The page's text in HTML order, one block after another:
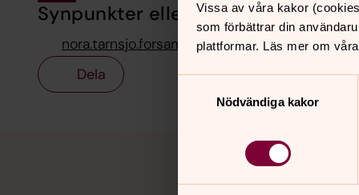
Vissa av våra kakor
som förbättrar din
plattformar. Läs mer om
Nödvändiga kakor
Synpunkter eller frågor på sidans
nora.tarnsjo.forsamling@svenskakyrkan.se
Dela